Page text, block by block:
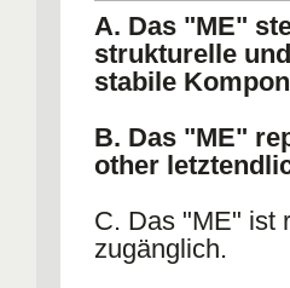
A. Das "ME"
strukturelle
stabile
B. Das "ME"
other
C. Das "ME" ist
zugänglich.